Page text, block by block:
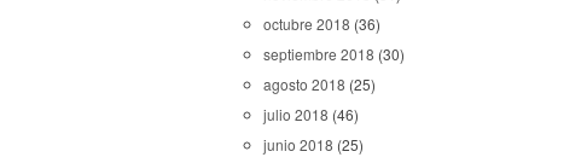
octubre 2018 (36)
septiembre 2018 (30)
agosto 2018 (25)
julio 2018 (46)
junio 2018 (25)